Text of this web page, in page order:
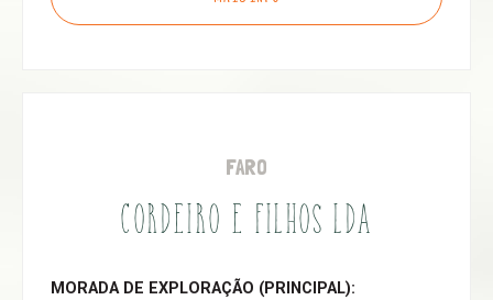
FARO
CORDEIRO E FILHOS LDA
MORADA DE EXPLORAÇÃO (PRINCIPAL):